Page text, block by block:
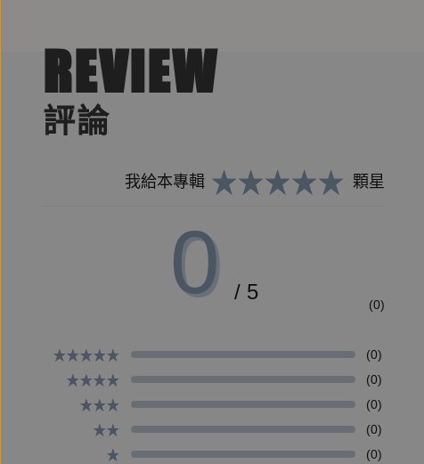
島田莊司推理小說獎／陳浩基
打造一場以怪談過招的「筆」武大會！
REVIEW
評論
我給本專輯 顆星
0 / 5
(0)
(0)
(0)
(0)
(0)
(0)